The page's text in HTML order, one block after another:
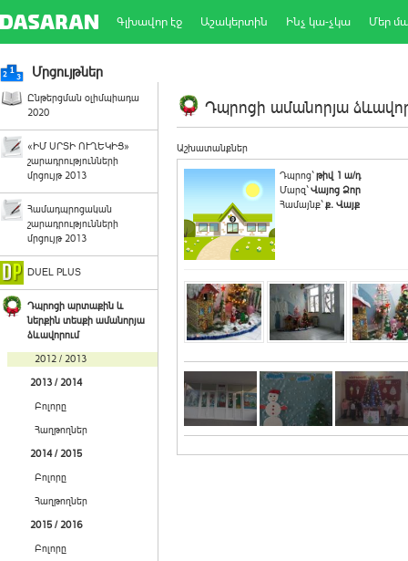
Գլխավոր էջ Աշակերտին Ինչ կա-չկա Մեր
Մրցույթներ
Ընթերցման օլիմպիադա
2020
«ԻՄ ՍՐՏԻ ՈՒՂԵԿԻՑ»
շարադրությունների
մրցույթ 2013
Համադպրոցական
շարադրությունների
մրցույթ 2013
DUEL PLUS
Դպրոցի արտաքին և
ներքին տեսքի ամանորյա
ձևավորում
2012 / 2013
2013 / 2014
Բոլորը
Հաղթողներ
2014 / 2015
Բոլորը
Հաղթողներ
2015 / 2016
Բոլորը
Դպրոցի ամանորյա
Աշխատանքներ
Դպրոց`թիվ 1 ա/դ
Մարզ`Վայոց Ձոր
Համայնք`ք. Վայք